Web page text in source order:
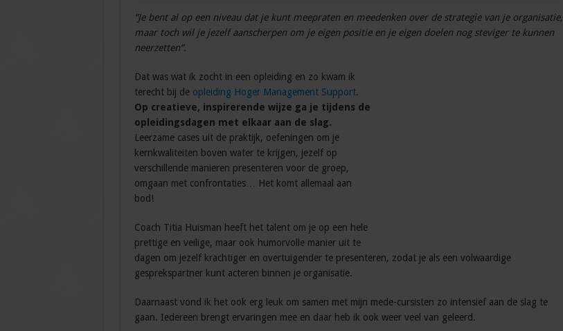
“Je bent al op een niveau dat je kunt meepraten en meedenken over de strategie van je organisatie,
maar toch wil je jezelf aanscherpen om je eigen positie en je eigen doelen nog steviger te kunnen
neerzetten”.
Dat was wat ik zocht in een opleiding en zo kwam ik
terecht bij de opleiding Hoger Management Support.
Op creatieve, inspirerende wijze ga je tijdens de
opleidingsdagen met elkaar aan de slag.
Leerzame cases uit de praktijk, oefeningen om je
kernkwaliteiten boven water te krijgen, jezelf op
verschillende manieren presenteren voor de groep,
omgaan met confrontaties… Het komt allemaal aan
bod!
Coach Titia Huisman heeft het talent om je op een hele
prettige en veilige, maar ook humorvolle manier uit te
dagen om jezelf krachtiger en overtuigender te presenteren, zodat je als een volwaardige
gesprekspartner kunt acteren binnen je organisatie.
Daarnaast vond ik het ook erg leuk om samen met mijn mede-cursisten zo intensief aan de slag te
gaan. Iedereen brengt ervaringen mee en daar heb ik ook weer veel van geleerd.